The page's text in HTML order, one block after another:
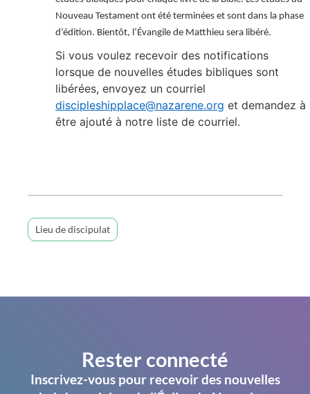
Nouveau Testament ont été terminées et sont dans la phase
d’édition. Bientôt, l’Évangile de Matthieu sera libéré.
Si vous voulez recevoir des notifications
lorsque de nouvelles études bibliques sont
libérées, envoyez un courriel
discipleshipplace@nazarene.org et demandez à
être ajouté à notre liste de courriel.
Lieu de discipulat
Rester connecté
Inscrivez-vous pour recevoir des nouvelles